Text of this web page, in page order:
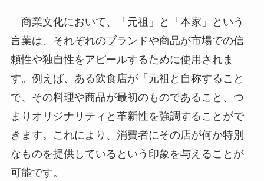
商業文化において、「元祖」と「本家」という
言葉は、それぞれのブランドや商品が市場での信
頼性や独自性をアピールするために使用されま
す。例えば、ある飲食店が「元祖と自称すること
で、その料理や商品が最初のものであること、つ
まりオリジナリティと革新性を強調することがで
きます。これにより、消費者にその店が何か特別
なものを提供しているという印象を与えることが
可能です。